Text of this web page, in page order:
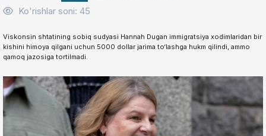
Ko'rishlar soni: 45
Viskonsin shtatining sobiq sudyasi Hannah Dugan immigratsiya xodimlaridan bir
kishini himoya qilgani uchun 5000 dollar jarima to‘lashga hukm qilindi, ammo
qamoq jazosiga tortilmadi.